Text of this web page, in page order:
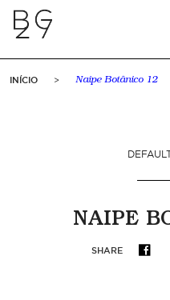
INÍCIO > Naipe Botânico 12
NAIPE
SHARE